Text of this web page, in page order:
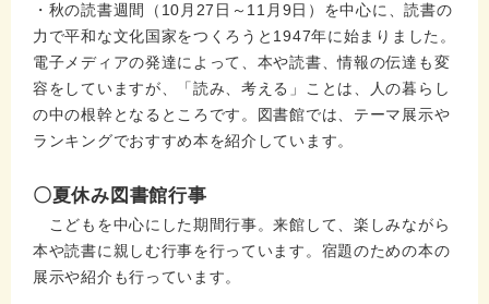
・秋の読書週間（10月27日～11月9日）を中心に、読書の
力で平和な文化国家をつくろうと1947年に始まりました。
電子メディアの発達によって、本や読書、情報の伝達も変
容をしていますが、「読み、考える」ことは、人の暮らし
の中の根幹となるところです。図書館では、テーマ展示や
ランキングでおすすめ本を紹介しています。
〇夏休み図書館行事
こどもを中心にした期間行事。来館して、楽しみながら
本や読書に親しむ行事を行っています。宿題のための本の
展示や紹介も行っています。